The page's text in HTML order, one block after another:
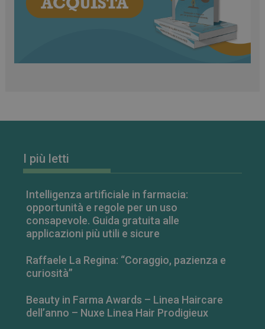
I più letti
Intelligenza artificiale in farmacia:
opportunità e regole per un uso
consapevole. Guida gratuita alle
applicazioni più utili e sicure
Raffaele La Regina: “Coraggio, pazienza e
curiosità”
Beauty in Farma Awards – Linea Haircare
dell’anno – Nuxe Linea Hair Prodigieux
protette del sito. Il sito web non è in grado di
NOME
PHPSESSID
PHP.net
Sessione